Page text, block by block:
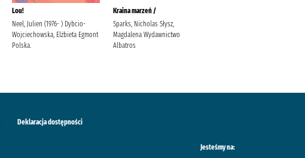
Lou!
Neel, Julien (1976- ) Dybcio-
Wojciechowska, Elżbieta Egmont
Polska.
Kraina marzeń /
Sparks, Nicholas Słysz,
Magdalena Wydawnictwo
Albatros
Deklaracja dostępności
Jesteśmy na: